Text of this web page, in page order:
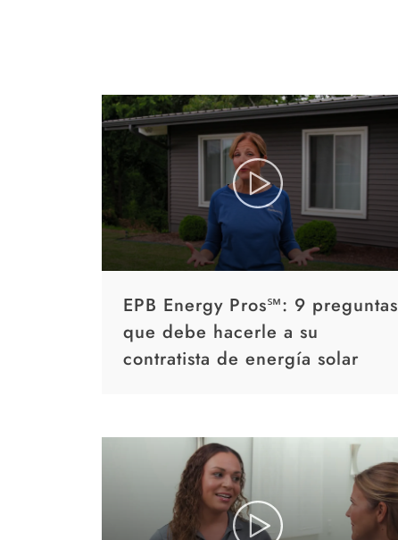
EPB Energy Pros℠: 9 preguntas
que debe hacerle a su
contratista de energía solar